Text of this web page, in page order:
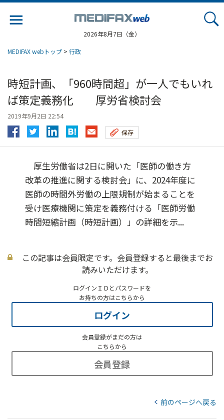
2026年8月7日（金）
MEDIFAX webトップ > 行政
時短計画、「960時間超」が一人でもいれ
ば策定義務化 厚労省検討会
2019年9月2日 22:54
保存
厚生労働省は2日に開いた「医師の働き方
改革の推進に関する検討会」に、2024年度に
医師の時間外労働の上限規制が始まることを
受け医療機関に策定を義務付ける「医師労働
時間短縮計画（時短計画）」の詳細を示...
この記事は会員限定です。会員登録すると最後までお
読みいただけます。
ログインＩＤとパスワードを
お持ちの方はこちらから
ログイン
会員登録がまだの方は
こちらから
会員登録
前のページへ戻る